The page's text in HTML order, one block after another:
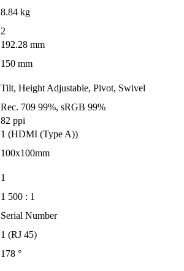
8.84 kg
2
192.28 mm
150 mm
Tilt, Height Adjustable, Pivot, Swivel
Rec. 709 99%, sRGB 99%
82 ppi
1 (HDMI (Type A))
100x100mm
1
1 500 : 1
Serial Number
1 (RJ 45)
178 °